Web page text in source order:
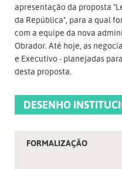
apresentação da proposta
da República", para a qual
com a equipe da nova
Obrador. Até hoje, as
e Executivo - planejadas
desta proposta.
DESENHO
FORMALIZAÇÃO